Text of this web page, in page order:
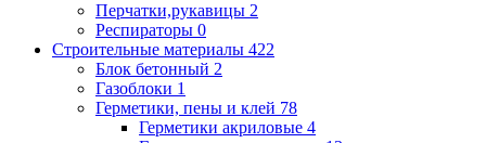
Перчатки,рукавицы 2
Респираторы 0
Строительные материалы 422
Блок бетонный 2
Газоблоки 1
Герметики, пены и клей 78
Герметики акриловые 4